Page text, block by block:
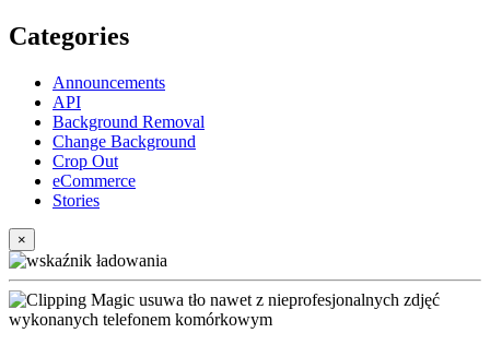
Categories
Announcements
API
Background Removal
Change Background
Crop Out
eCommerce
Stories
×